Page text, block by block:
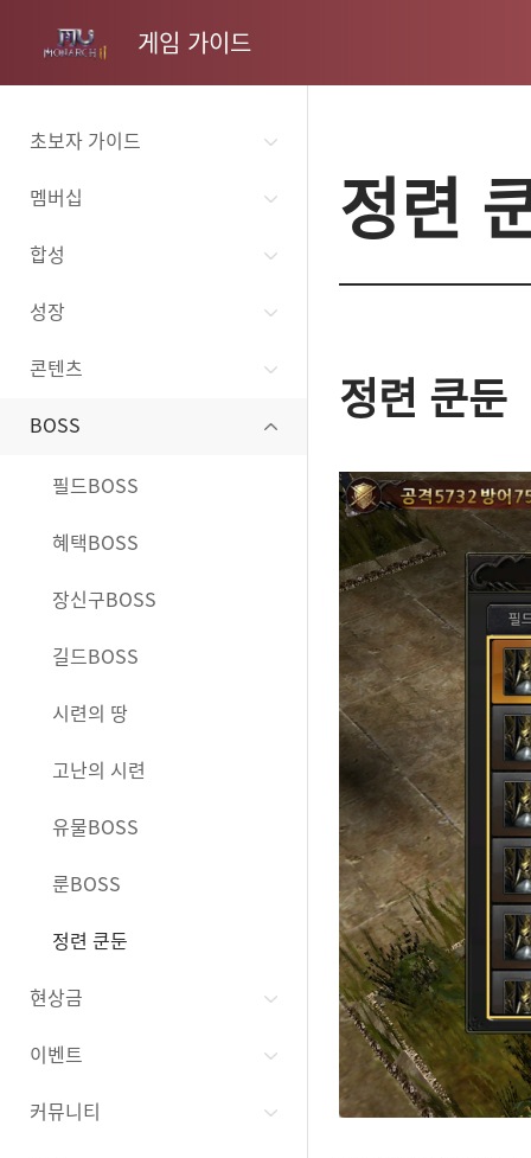
게임 가이드
초보자 가이드
멤버십
합성
성장
콘텐츠
BOSS
필드BOSS
혜택BOSS
장신구BOSS
길드BOSS
시련의 땅
고난의 시련
유물BOSS
룬BOSS
정련 쿤둔
현상금
이벤트
커뮤니티
정련
정련 쿤둔